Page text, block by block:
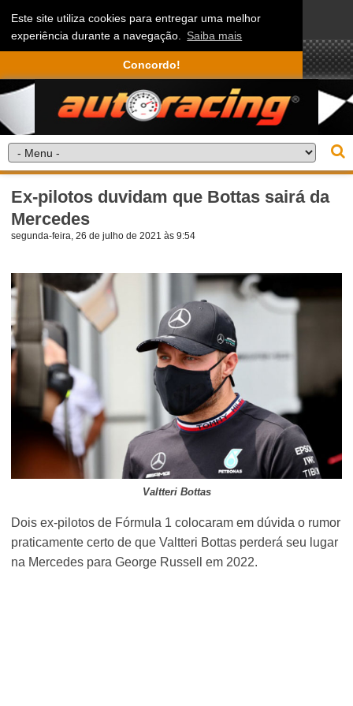
Este site utiliza cookies para entregar uma melhor
experiência durante a navegação. Saiba mais
Concordo!
Ex-pilotos duvidam que Bottas sairá da
Mercedes
segunda-feira, 26 de julho de 2021 às 9:54
Valtteri Bottas
Dois ex-pilotos de Fórmula 1 colocaram em dúvida o rumor
praticamente certo de que Valtteri Bottas perderá seu lugar
na Mercedes para George Russell em 2022.